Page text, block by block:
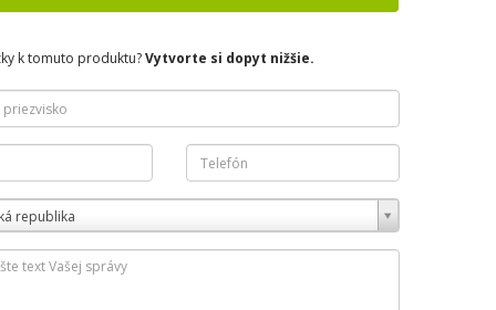
k tomuto produktu?Vytvorte si dopyt nižšie.
republika